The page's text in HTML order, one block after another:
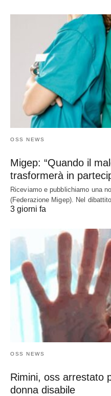
OSS NEWS
Migep: “Quando il
trasformerà in
Riceviamo e pubblichiamo una
(Federazione Migep). Nel
3 giorni fa
OSS NEWS
Rimini, oss arrestato
donna disabile